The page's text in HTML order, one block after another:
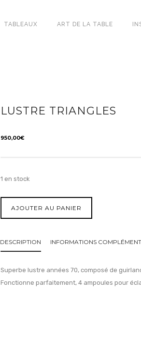
TABLEAUX ART DE LA TABLE
LUSTRE TRIANGLES
950,00€
1 en stock
AJOUTER AU PANIER
DESCRIPTION INFORMATIONS
Superbe lustre années 70, composé de
Fonctionne parfaitement, 4 ampoules pour